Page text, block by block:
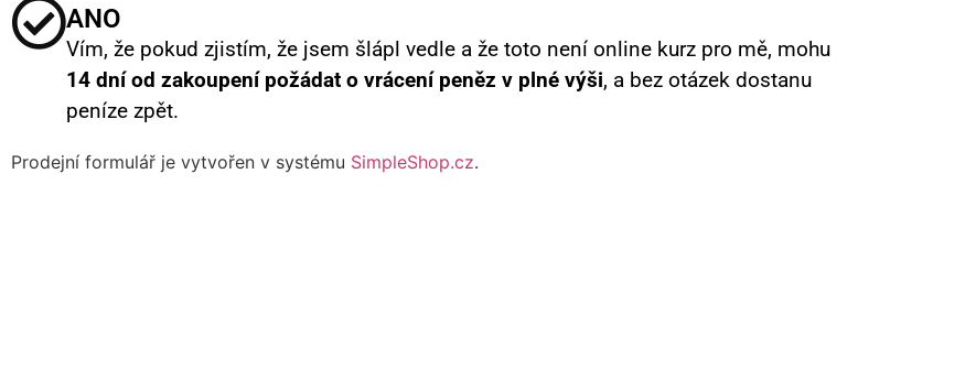
ANO
Vím, že pokud zjistím, že jsem šlápl vedle a že toto není online kurz pro mě, mohu
14 dní od zakoupení požádat o vrácení peněz v plné výši, a bez otázek dostanu
peníze zpět.
Prodejní formulář je vytvořen v systému SimpleShop.cz.